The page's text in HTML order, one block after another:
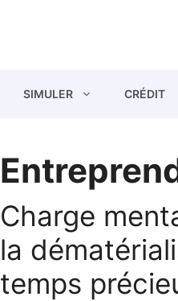
SIMULER CRÉDIT
Charge
la
temps